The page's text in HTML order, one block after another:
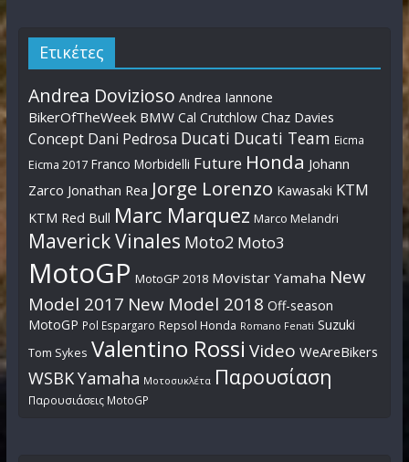
Ετικέτες
Andrea Dovizioso Andrea Iannone
BikerOfTheWeek BMW Cal Crutchlow Chaz Davies
Concept Dani Pedrosa Ducati Ducati Team Eicma
Eicma 2017 Franco Morbidelli Future Honda Johann
Zarco Jonathan Rea Jorge Lorenzo Kawasaki KTM
KTM Red Bull Marc Marquez Marco Melandri
Maverick Vinales Moto2 Moto3
MotoGP MotoGP 2018 Movistar Yamaha New
Model 2017 New Model 2018 Off-season
MotoGP Pol Espargaro Repsol Honda Romano Fenati Suzuki
Tom Sykes Valentino Rossi Video WeAreBikers
WSBKYamaha Μοτοσυκλέτα Παρουσίαση
Παρουσιάσεις MotoGP